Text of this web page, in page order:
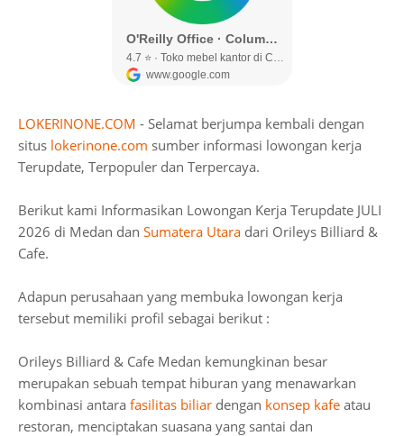
LOKERINONE.COM - Selamat berjumpa kembali dengan
situs lokerinone.com sumber informasi lowongan kerja
Terupdate, Terpopuler dan Terpercaya.
Berikut kami Informasikan Lowongan Kerja Terupdate JULI
2026 di Medan dan Sumatera Utara dari Orileys Billiard &
Cafe.
Adapun perusahaan yang membuka lowongan kerja
tersebut memiliki profil sebagai berikut :
Orileys Billiard & Cafe Medan kemungkinan besar
merupakan sebuah tempat hiburan yang menawarkan
kombinasi antara fasilitas biliar dengan konsep kafe atau
restoran, menciptakan suasana yang santai dan